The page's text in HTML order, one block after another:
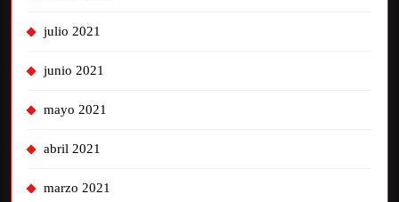
julio 2021
junio 2021
mayo 2021
abril 2021
marzo 2021